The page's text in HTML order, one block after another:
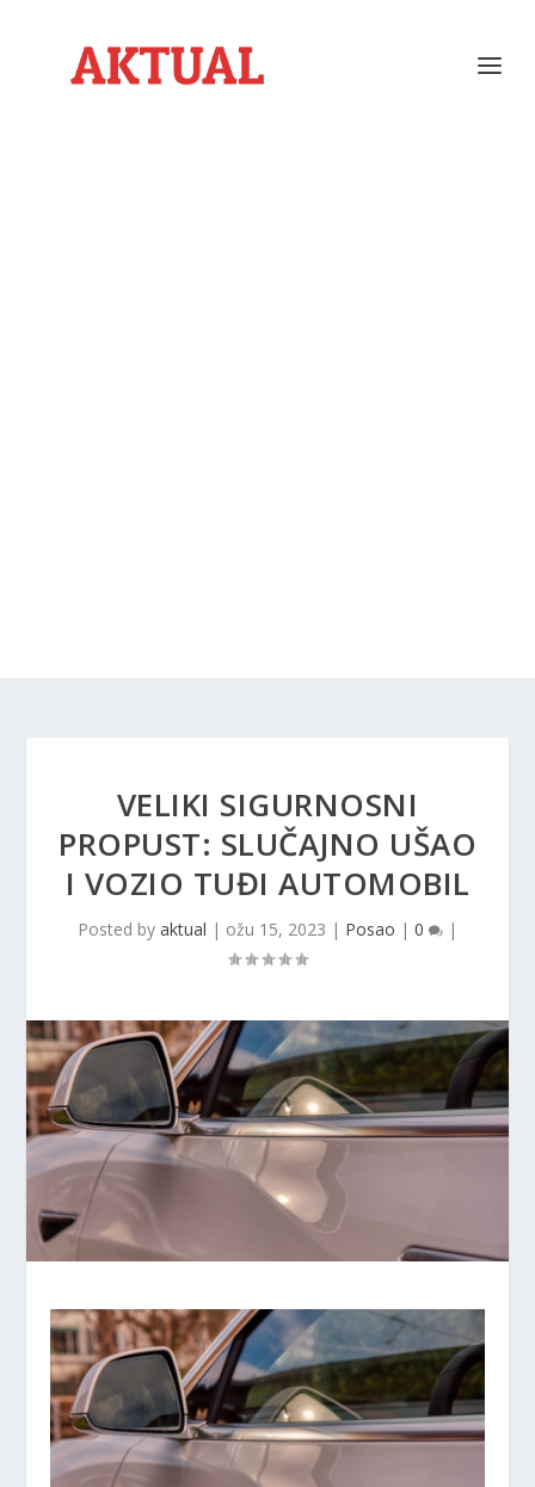
VELIKI SIGURNOSNI
PROPUST: SLUČAJNO UŠAO
I VOZIO TUĐI AUTOMOBIL
Posted by aktual | ožu 15, 2023 | Posao | 0 |